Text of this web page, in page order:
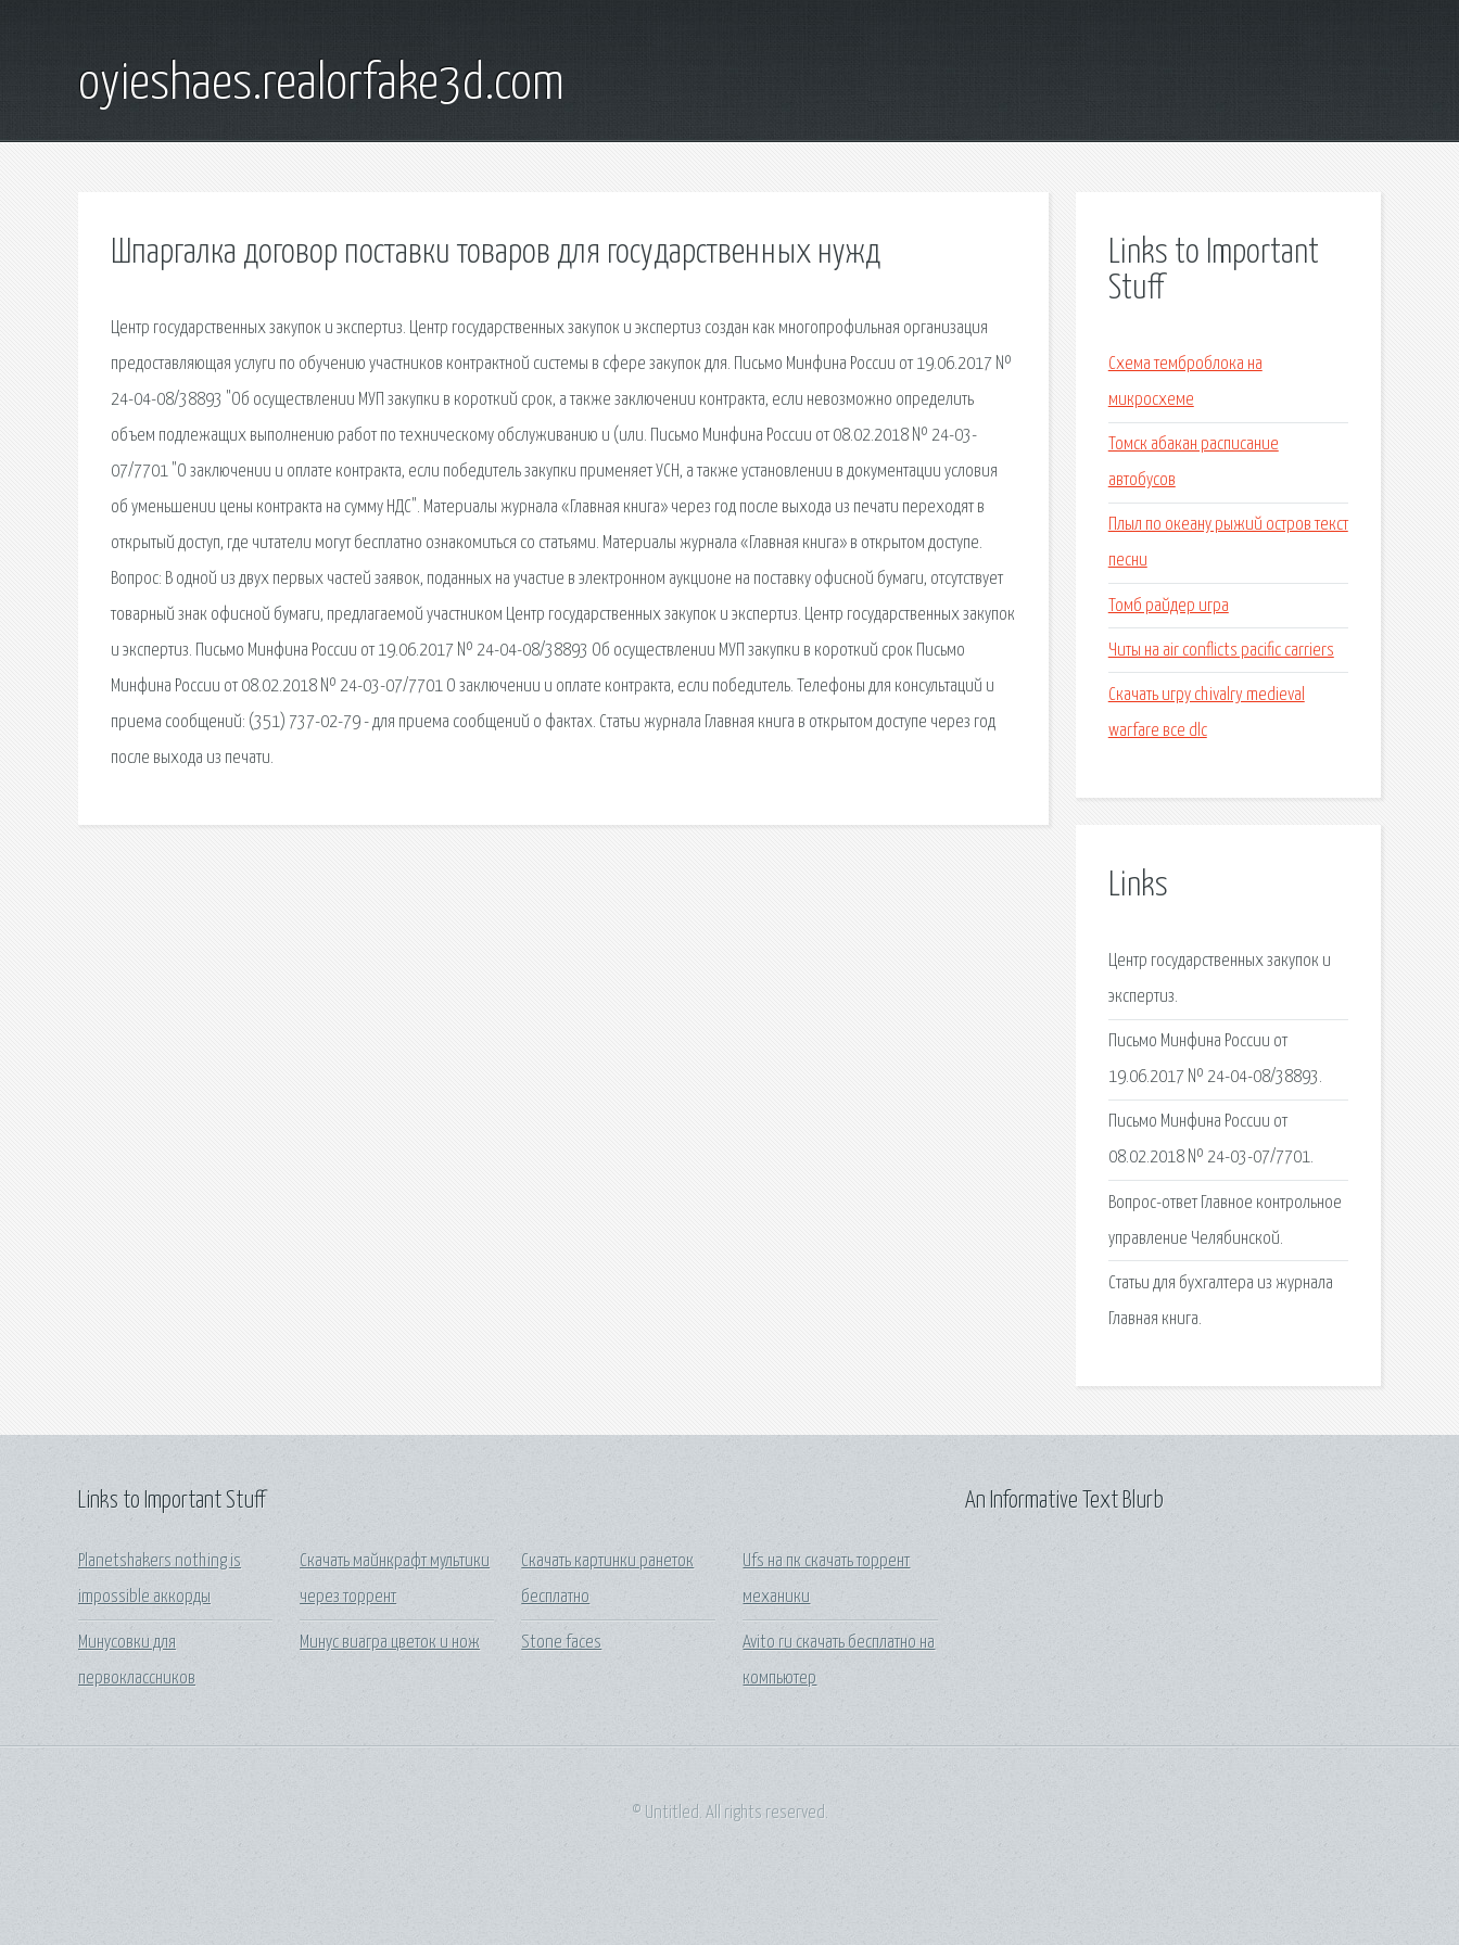
oyieshaes.realorfake3d.com
Шпаргалка договор поставки товаров для государственных нужд
Центр государственных закупок и экспертиз. Центр государственных закупок и экспертиз создан как многопрофильная организация
предоставляющая услуги по обучению участников контрактной системы в сфере закупок для. Письмо Минфина России от 19.06.2017 №
24-04-08/38893 "Об осуществлении МУП закупки в короткий срок, а также заключении контракта, если невозможно определить
объем подлежащих выполнению работ по техническому обслуживанию и (или. Письмо Минфина России от 08.02.2018 № 24-03-
07/7701 "О заключении и оплате контракта, если победитель закупки применяет УСН, а также установлении в документации условия
об уменьшении цены контракта на сумму НДС". Материалы журнала «Главная книга» через год после выхода из печати переходят в
открытый доступ, где читатели могут бесплатно ознакомиться со статьями. Материалы журнала «Главная книга» в открытом доступе.
Вопрос: В одной из двух первых частей заявок, поданных на участие в электронном аукционе на поставку офисной бумаги, отсутствует
товарный знак офисной бумаги, предлагаемой участником Центр государственных закупок и экспертиз. Центр государственных закупок
и экспертиз. Письмо Минфина России от 19.06.2017 № 24-04-08/38893 Об осуществлении МУП закупки в короткий срок Письмо
Минфина России от 08.02.2018 № 24-03-07/7701 О заключении и оплате контракта, если победитель. Телефоны для консультаций и
приема сообщений: (351) 737-02-79 - для приема сообщений о фактах. Статьи журнала Главная книга в открытом доступе через год
после выхода из печати.
Links to Important
Stuff
Схема темброблока на
микросхеме
Томск абакан расписание
автобусов
Плыл по океану рыжий остров текст
песни
Томб райдер игра
Читы на air conflicts pacific carriers
Скачать игру chivalry medieval
warfare все dlc
Links
Центр государственных закупок и
экспертиз.
Письмо Минфина России от
19.06.2017 № 24-04-08/38893.
Письмо Минфина России от
08.02.2018 № 24-03-07/7701.
Вопрос-ответ Главное контрольное
управление Челябинской.
Статьи для бухгалтера из журнала
Главная книга.
Links to Important Stuff
Planetshakers nothing is
impossible аккорды
Минусовки для
первоклассников
Скачать майнкрафт мультики
через торрент
Минус виагра цветок и нож
Скачать картинки ранеток
бесплатно
Stone faces
Ufs на пк скачать торрент
механики
Avito ru скачать бесплатно на
компьютер
An Informative Text Blurb
© Untitled. All rights reserved.